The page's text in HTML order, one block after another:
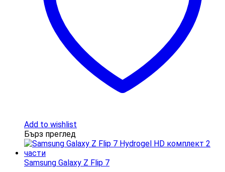
Add to wishlist
Бърз преглед
Samsung Galaxy Z Flip 7